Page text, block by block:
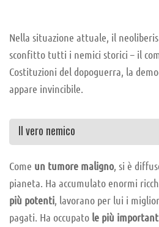
Nella situazione attuale, il
sconfitto tutti i nemici storici – il
Costituzioni del dopoguerra, la
appare invincibile.
Il vero nemico
Come un tumore maligno, si è
pianeta. Ha accumulato enormi
più potenti, lavorano per lui i
pagati. Ha occupato le più